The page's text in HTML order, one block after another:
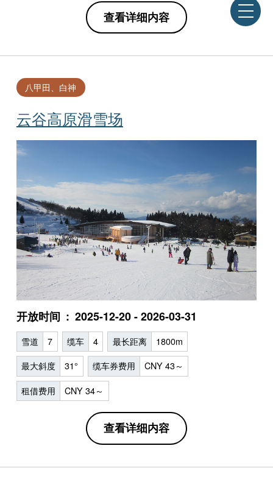
查看详细内容
云谷高原滑雪场
八甲田、白神
开放时间 2025-12-20 - 2026-03-31
雪道 7 缆车 4 最长距离 1800m
最大斜度 31° 缆车券费用 CNY 43～
租借费用 CNY 34～
查看详细内容